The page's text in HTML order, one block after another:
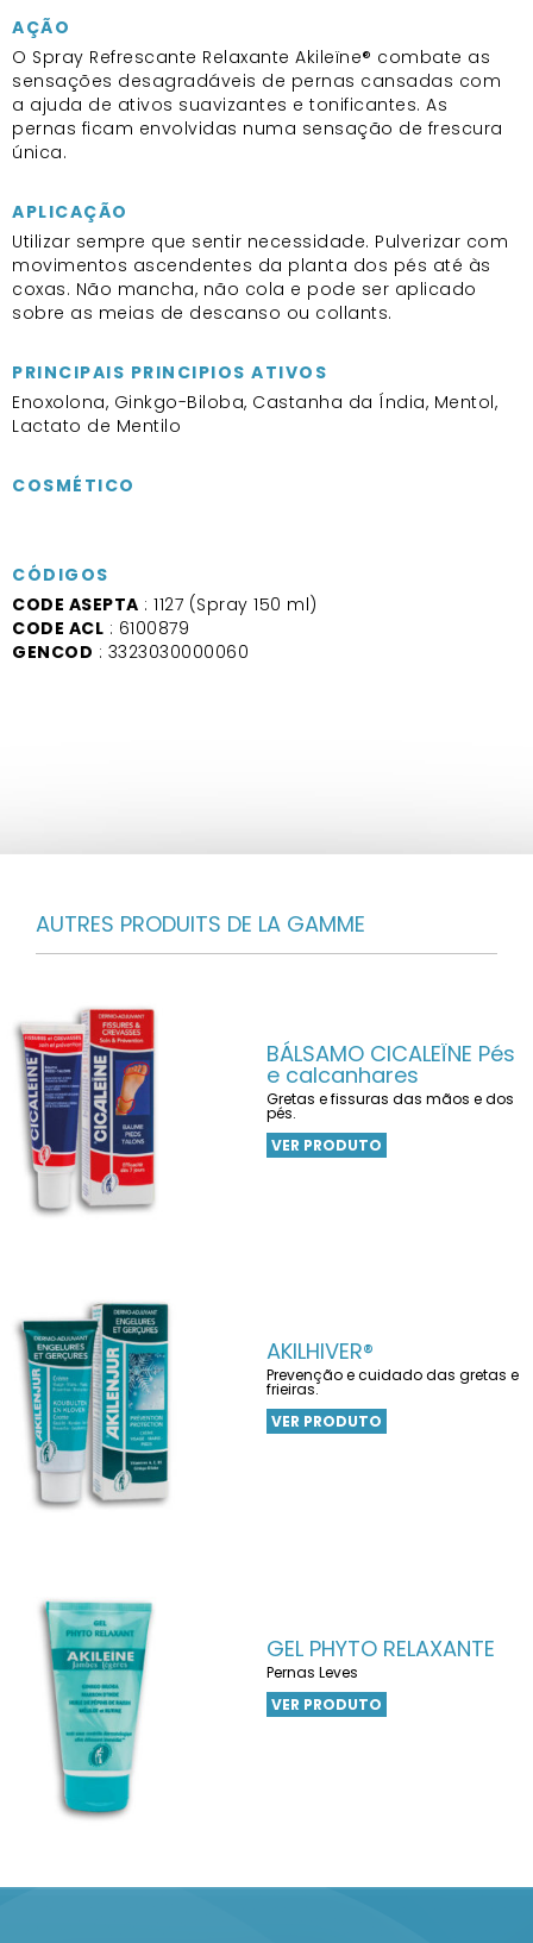
AÇÃO
O Spray Refrescante Relaxante Akileïne® combate as
sensações desagradáveis de pernas cansadas com
a ajuda de ativos suavizantes e tonificantes. As
pernas ficam envolvidas numa sensação de frescura
única.
APLICAÇÃO
Utilizar sempre que sentir necessidade. Pulverizar com
movimentos ascendentes da planta dos pés até às
coxas. Não mancha, não cola e pode ser aplicado
sobre as meias de descanso ou collants.
PRINCIPAIS PRINCIPIOS ATIVOS
Enoxolona, Ginkgo-Biloba, Castanha da Índia, Mentol,
Lactato de Mentilo
COSMÉTICO
CÓDIGOS
CODE ASEPTA : 1127 (Spray 150 ml)
CODE ACL : 6100879
GENCOD : 3323030000060
AUTRES PRODUITS DE LA GAMME
BÁLSAMO CICALEÏNE Pés
e calcanhares
Gretas e fissuras das mãos e dos
pés.
VER PRODUTO
AKILHIVER®
Prevenção e cuidado das gretas e
frieiras.
VER PRODUTO
GEL PHYTO RELAXANTE
Pernas Leves
VER PRODUTO